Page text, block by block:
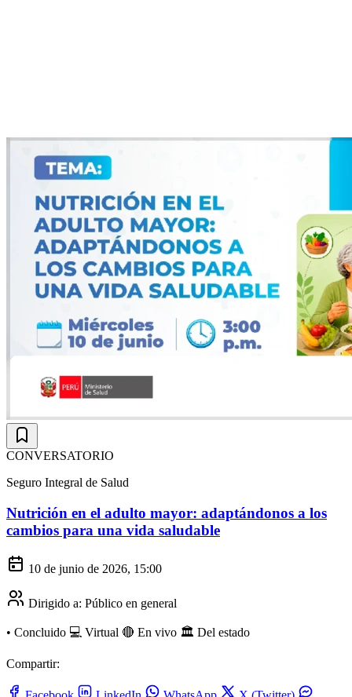
CONVERSATORIO
Seguro Integral de Salud
Nutrición en el adulto mayor: adaptándonos a los
cambios para una vida saludable
10 de junio de 2026, 15:00
Dirigido a: Público en general
• Concluido 💻 Virtual 🔴 En vivo 🏛️ Del estado
Compartir: